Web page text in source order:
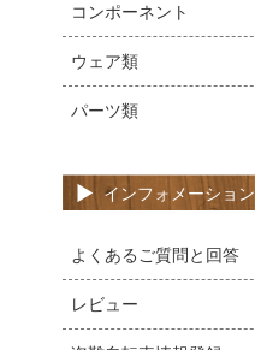
コンポーネント
ウェア類
パーツ類
インフォメーション
よくあるご質問と回答
レビュー